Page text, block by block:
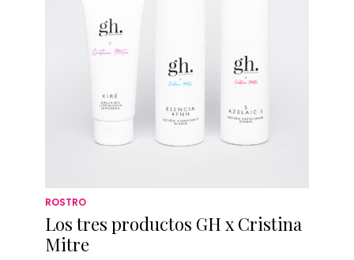
ROSTRO
Los tres productos GH x Cristina
Mitre